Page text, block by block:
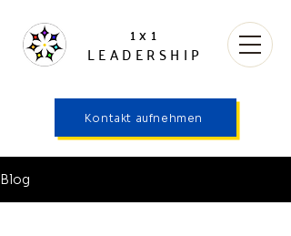
1x1
LEADERSHIP
Kontakt aufnehmen
Blog